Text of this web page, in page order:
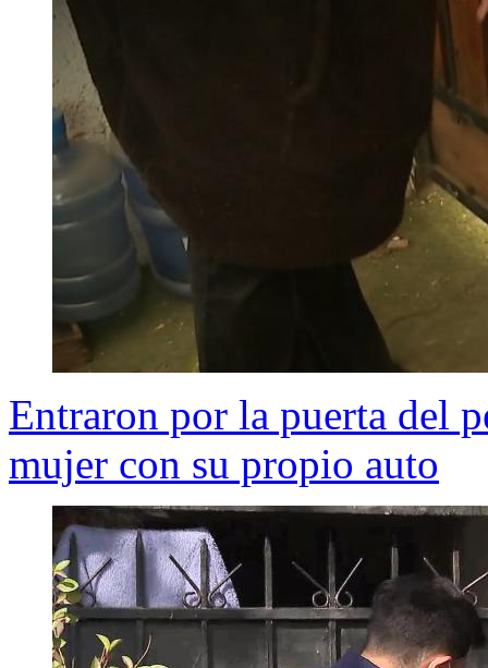
Entraron por la puerta del
mujer con su propio auto